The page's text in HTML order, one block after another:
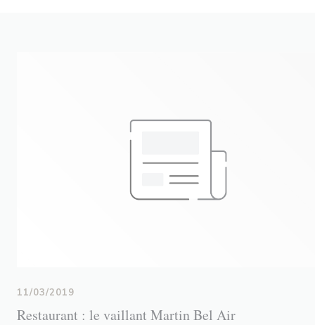
Restaurant : le vaillant Martin Bel Air
11/03/2019